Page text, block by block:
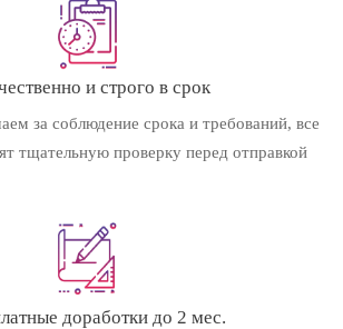
и строго в срок
за соблюдение срока и требований, все
тщательную проверку перед отправкой
доработки до 2 мес.